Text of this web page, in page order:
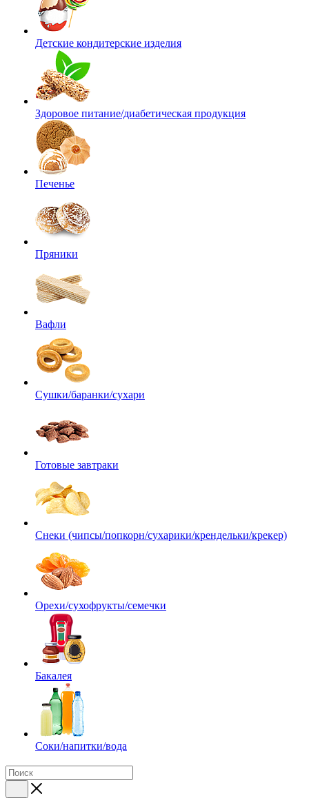
Детские кондитерские изделия
Здоровое питание/диабетическая продукция
Печенье
Пряники
Вафли
Сушки/баранки/сухари
Готовые завтраки
Снеки (чипсы/попкорн/сухарики/крендельки/крекер)
Орехи/сухофрукты/семечки
Бакалея
Соки/напитки/вода